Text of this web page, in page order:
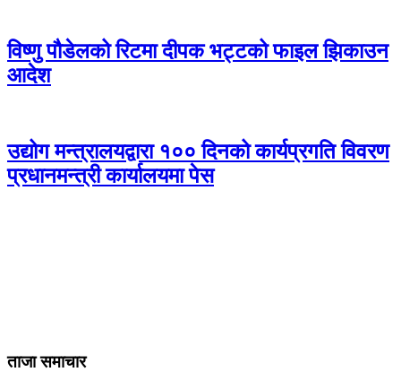
विष्णु पौडेलको रिटमा दीपक भट्टको फाइल झिकाउन
आदेश
उद्योग मन्त्रालयद्वारा १०० दिनको कार्यप्रगति विवरण
प्रधानमन्त्री कार्यालयमा पेस
ताजा समाचार